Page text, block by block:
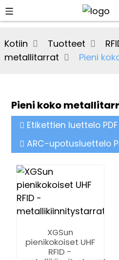
Kotiin Tuotteet
metallitarrat
Pieni
Pieni koko
Etikettien luettelo PDF
ARC-upotusluettelo
XGSun
pienikokoiset UHF
RFID -